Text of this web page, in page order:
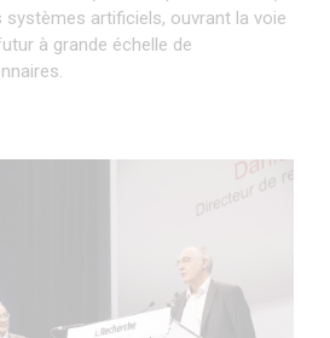
systèmes artificiels, ouvrant la voie
à grande échelle de